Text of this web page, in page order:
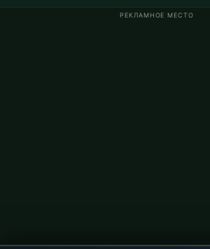
РЕКЛАМНОЕ МЕСТО
Время намаза в Германии